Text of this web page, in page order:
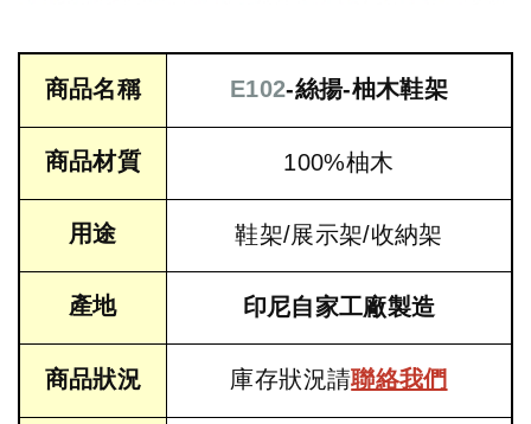
商品名稱 E102-絲揚-柚木鞋架
商品材質 100%柚木
用途 鞋架/展示架/收納架
產地 印尼自家工廠製造
商品狀況 庫存狀況請聯絡我們